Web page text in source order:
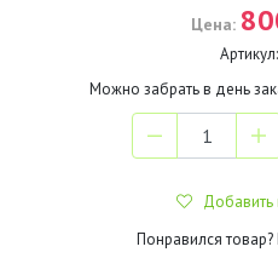
Цена:
Артикул:
Можно забрать в день
Добавить
Понравился